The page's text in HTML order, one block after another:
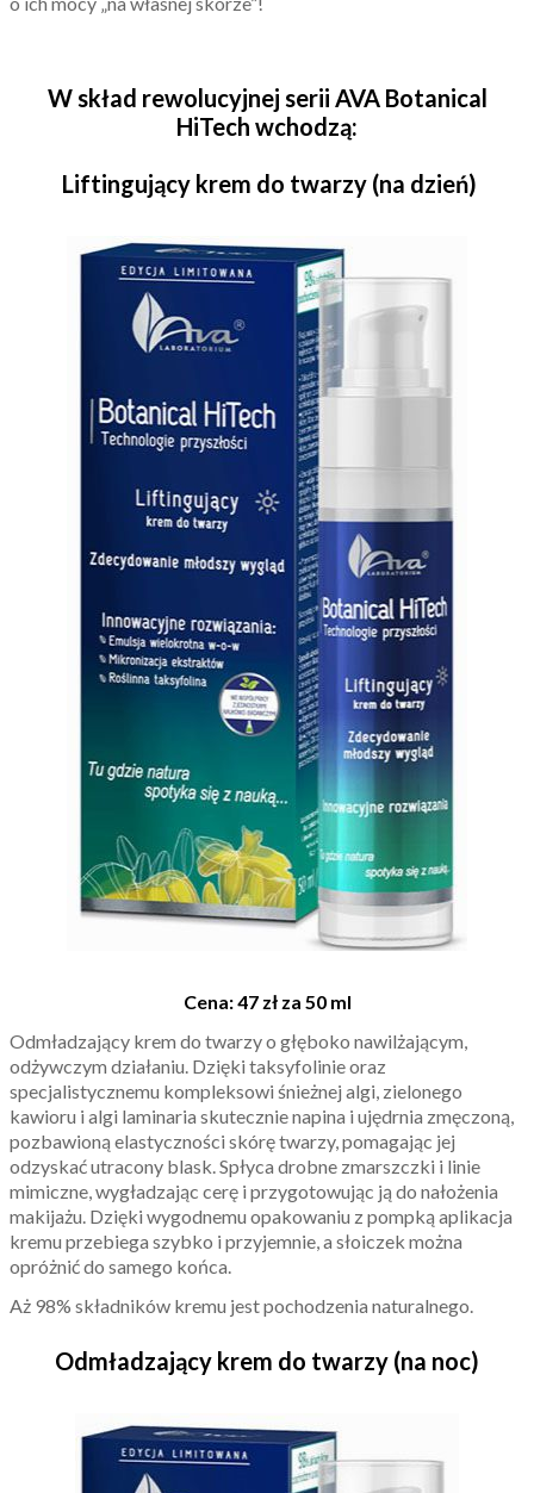
W skład rewolucyjnej serii AVA Botanical
HiTech wchodzą:
Liftingujący krem do twarzy (na dzień)
Cena: 47 zł za 50 ml
Odmładzający krem do twarzy o głęboko nawilżającym,
odżywczym działaniu. Dzięki taksyfolinie oraz
specjalistycznemu kompleksowi śnieżnej algi, zielonego
kawioru i algi laminaria skutecznie napina i ujędrnia zmęczoną,
pozbawioną elastyczności skórę twarzy, pomagając jej
odzyskać utracony blask. Spłyca drobne zmarszczki i linie
mimiczne, wygładzając cerę i przygotowując ją do nałożenia
makijażu. Dzięki wygodnemu opakowaniu z pompką aplikacja
kremu przebiega szybko i przyjemnie, a słoiczek można
opróżnić do samego końca.
Aż 98% składników kremu jest pochodzenia naturalnego.
Odmładzający krem do twarzy (na noc)